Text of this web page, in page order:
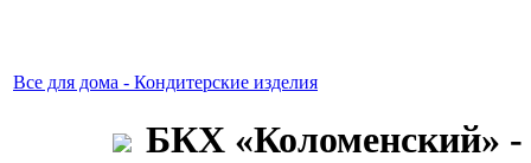
Все для дома - Кондитерские изделия
БКХ «Коломенский»